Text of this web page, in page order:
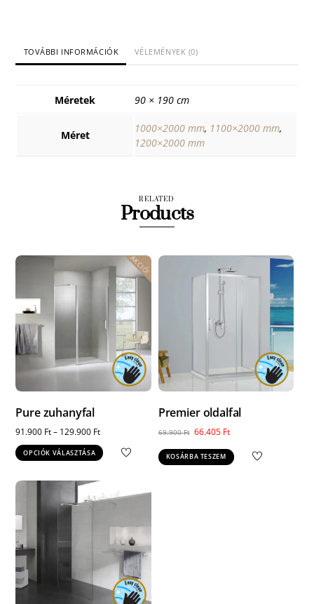
TOVÁBBI INFORMÁCIÓK VÉLEMÉNYEK (0)
Méretek 90 × 190 cm
Méret
1000×2000 mm, 1100×2000 mm,
1200×2000 mm
RELATED
Products
AKCIÓ!
Pure zuhanyfal
91.900 Ft– 129.900 Ft
OPCIÓK VÁLASZTÁSA
Ennek
több
van.
A
változatok
a
termékoldalon
Premier oldalfal
69.900Ft Original
price
was:
66.405 FtCurrent
price
is:
KOSÁRBA TESZEM